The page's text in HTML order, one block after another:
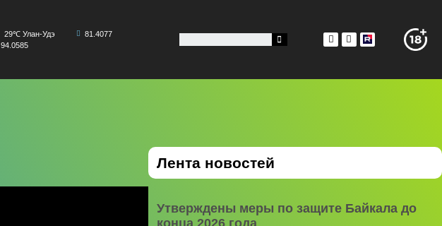
29℃ Улан-Удэ
81.4077
94.0585
Лента новостей
Утверждены меры по защите Байкала до
конца 2026 года